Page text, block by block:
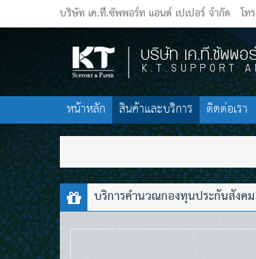
บริษัท เค.ที.ซัพพอร์ท แอนด์ เปเปอร์ จำกัด โทร
หน้าหลัก สินค้าและบริการ ติดต่อเรา
บริการคำนวณกองทุนประกันสังคม